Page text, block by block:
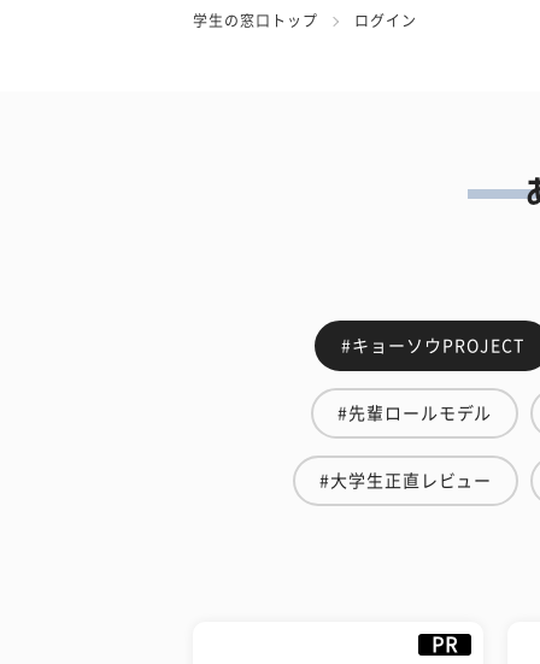
学生の窓口トップ ログイン
#キョーソウPROJECT
#先輩ロールモデル
#大学生正直レビュー
PR